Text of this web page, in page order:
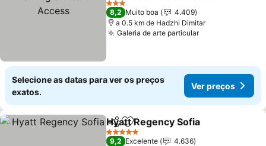
3 Estrelas
8,2 Muito boa
4.409
a 0.5 km de Hadzhi Dimitar
Galeria de arte particular
Selecione as datas para ver os preços
exatos.
Ver preços
PartilharAdicionar aos favoritos
Hyatt Regency Sofia
5 Estrelas
9,2 Excelente
4.636